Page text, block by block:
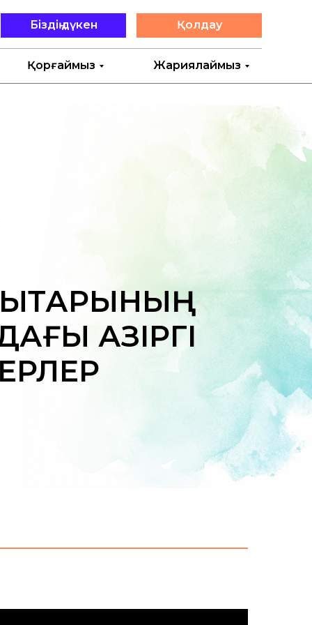
Біздің дүкен
Жариялаймыз
Қолдау
Қорғаймыз
ҚАЗІРГІ